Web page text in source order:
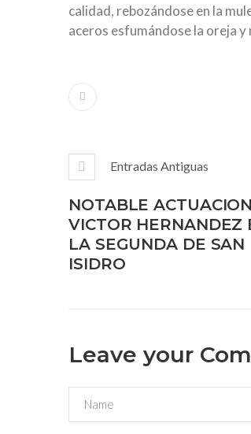
calidad, rebozándose en la
aceros esfumándose la oreja
Entradas Antiguas
NOTABLE
VICTOR HERNANDEZ
LA SEGUNDA DE SAN
ISIDRO
Leave your